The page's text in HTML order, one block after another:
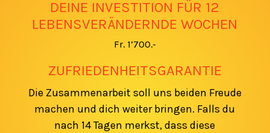
DEINE INVESTITION FÜR 12
LEBENSVERÄNDERNDE WOCHEN
Fr. 1’700.-
ZUFRIEDENHEITSGARANTIE
Die Zusammenarbeit soll uns beiden Freude
machen und dich weiter bringen. Falls du
nach 14 Tagen merkst, dass diese